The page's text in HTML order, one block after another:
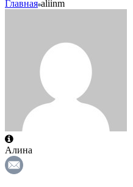
Главная aliinm
Алина